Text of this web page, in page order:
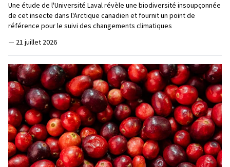
Une étude de l'Université Laval révèle une biodiversité insoupçonnée
de cet insecte dans l'Arctique canadien et fournit un point de
référence pour le suivi des changements climatiques
— 21 juillet 2026